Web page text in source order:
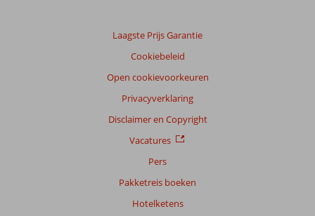
Laagste Prijs Garantie
Cookiebeleid
Open cookievoorkeuren
Privacyverklaring
Disclaimer en Copyright
Vacatures
Pers
Pakketreis boeken
Hotelketens